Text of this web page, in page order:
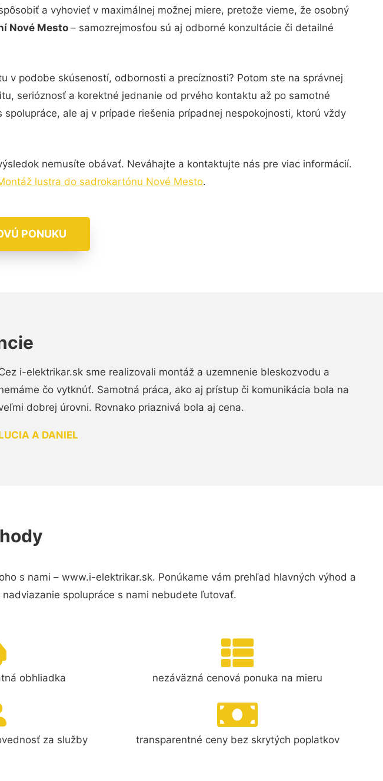
a vyhovieť v maximálnej možnej miere, pretože vieme, že osobný
Nové Mesto – samozrejmosťou sú aj odborné konzultácie či detailné
v podobe skúseností, odbornosti a precíznosti? Potom ste na správnej
serióznosť a korektné jednanie od prvého kontaktu až po samotné
ale aj v prípade riešenia prípadnej nespokojnosti, ktorú vždy
nemusíte obávať. Neváhajte a kontaktujte nás pre viac informácií.
lustra do sadrokartónu Nové Mesto.
PONUKU
i-elektrikar.sk sme realizovali montáž a uzemnenie bleskozvodu a
čo vytknúť. Samotná práca, ako aj prístup či komunikácia bola na
dobrej úrovni. Rovnako priaznivá bola aj cena.
A DANIEL
s nami – www.i-elektrikar.sk. Ponúkame vám prehľad hlavných výhod a
spolupráce s nami nebudete ľutovať.
obhliadka nezáväzná cenová ponuka na mieru
za služby transparentné ceny bez skrytých poplatkov